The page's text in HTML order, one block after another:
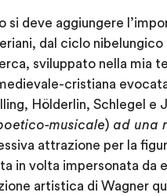
si deve aggiungere
dal ciclo
sviluppato nella mia
cristiana
Hölderlin, Schlegel e
musicale) ad una
attrazione per la
in volta impersonata da
artistica di Wagner